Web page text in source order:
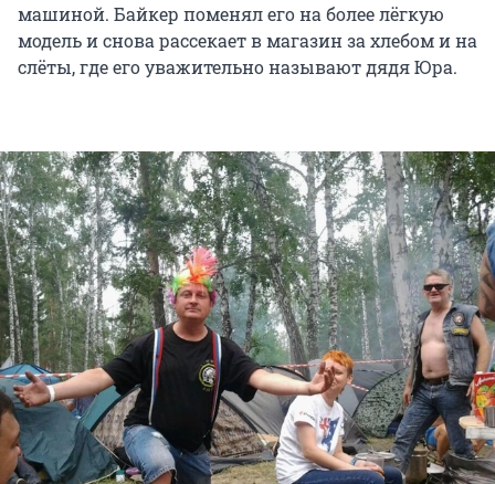
машиной. Байкер поменял его на более лёгкую
модель и снова рассекает в магазин за хлебом и на
слёты, где его уважительно называют дядя Юра.